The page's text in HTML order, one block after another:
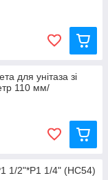
для унітаза зі
110 мм/
1/2"*P1 1/4" (HC54)